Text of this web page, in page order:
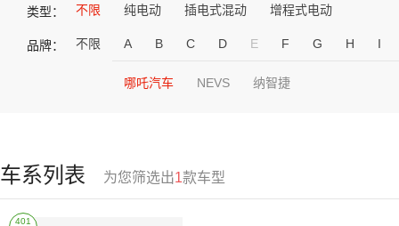
类型： 不限 纯电动 插电式混动 增程式电动
品牌： 不限 A B C D E F G H I
哪吒汽车 NEVS 纳智捷
车系列表 为您筛选出1款车型
401